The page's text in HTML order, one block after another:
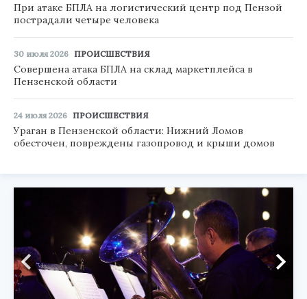
При атаке БПЛА на логистический центр под Пензой
пострадали четыре человека
30 июля 2026 ПРОИСШЕСТВИЯ
Совершена атака БПЛА на склад маркетплейса в
Пензенской области
24 июля 2026 ПРОИСШЕСТВИЯ
Ураган в Пензенской области: Нижний Ломов
обесточен, повреждены газопровод и крыши домов